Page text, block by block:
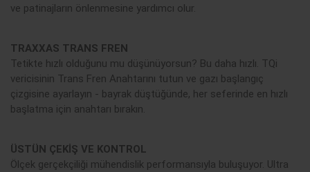
ve patinajların önlenmesine yardımcı olur.
TRAXXAS TRANS FREN
Tetikte hızlı olduğunu mu düşünüyorsun? Bu daha hızlı. TQi
vericisinin Trans Fren Anahtarını tutun ve gazı başlangıç
çizgisine ayarlayın - bayrak düştüğünde, her seferinde en hızlı
başlatma için anahtarı bırakın.
ÜSTÜN ÇEKİŞ VE KONTROL
Ölçek gerçekçiliği mühendislik performansıyla buluşuyor. Ultra